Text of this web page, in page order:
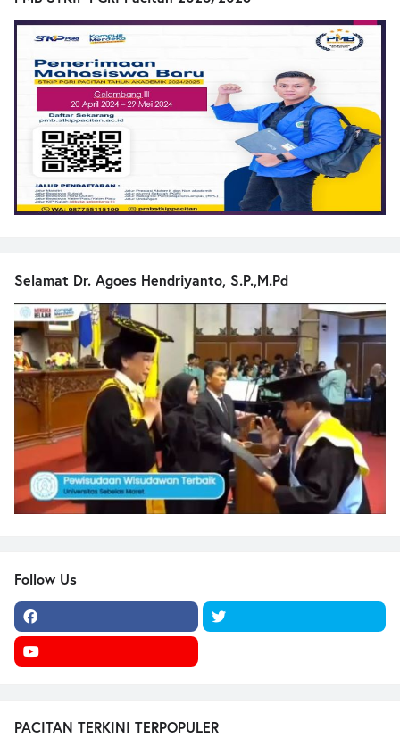
Selamat Dr. Agoes Hendriyanto, S.P.,M.Pd
Follow Us
PACITAN TERKINI TERPOPULER